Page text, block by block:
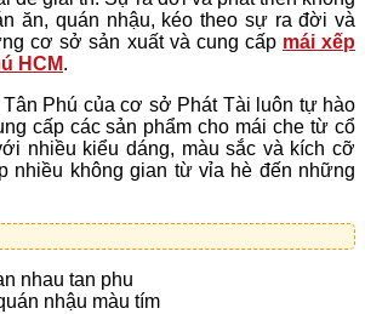
ăn, quán nhậu, kéo theo sự ra đời và
cơ sở sản xuất và cung cấp mái xếp
HCM.
Tân Phú của cơ sở Phát Tài luôn tự hào
cấp các sản phẩm cho mái che từ cổ
nhiều kiểu dáng, màu sắc và kích cỡ
nhiều không gian từ vỉa hè đến những
nhậu màu tím